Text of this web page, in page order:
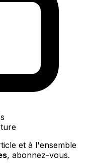
et à l'ensemble
, abonnez-vous.